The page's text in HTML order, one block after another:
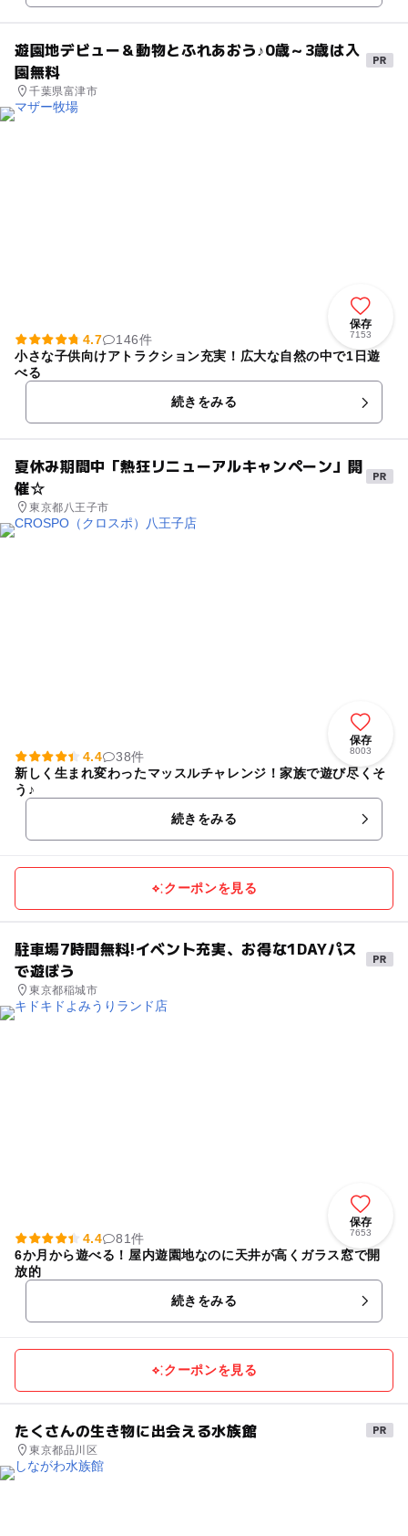
遊園地デビュー＆動物とふれあおう♪0歳～3歳は入
園無料
千葉県富津市
保存
7153
4.7
146件
小さな子供向けアトラクション充実！広大な自然の中で1日遊
べる
続きをみる
夏休み期間中「熱狂リニューアルキャンペーン」開
催☆
東京都八王子市
保存
8003
4.4
38件
新しく生まれ変わったマッスルチャレンジ！家族で遊び尽くそ
う♪
続きをみる
クーポンを見る
駐車場7時間無料!イベント充実、お得な1DAYパス
で遊ぼう
東京都稲城市
保存
7653
4.4
81件
6か月から遊べる！屋内遊園地なのに天井が高くガラス窓で開
放的
続きをみる
クーポンを見る
たくさんの生き物に出会える水族館
東京都品川区